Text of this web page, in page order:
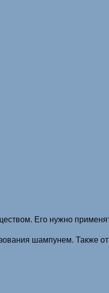
Его нужно
шампунем. Также